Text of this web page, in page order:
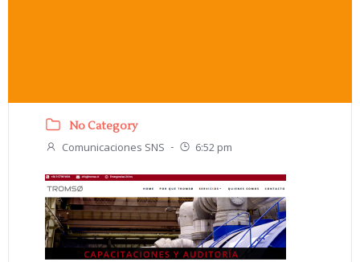
No Category
Comunicaciones SNS - 6:52 pm